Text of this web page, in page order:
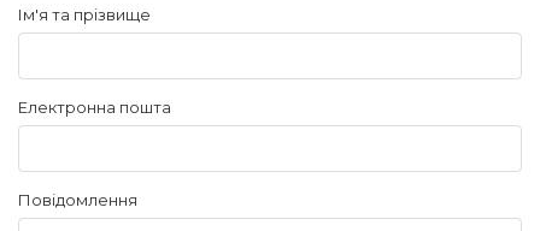
Ім'я та прізвище
Електронна пошта
Повідомлення